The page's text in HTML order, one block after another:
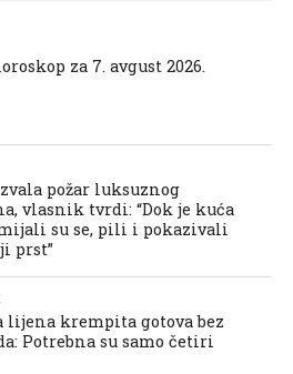
za 7. avgust 2026.
požar luksuznog
vlasnik tvrdi: “Dok je kuća
su se, pili i pokazivali
prst”
lijena krempita gotova bez
Potrebna su samo četiri